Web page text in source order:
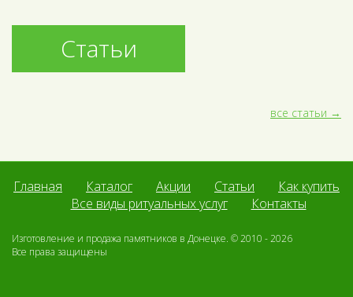
Статьи
все статьи
Главная Каталог Акции Статьи
Как купить
Все виды ритуальных услуг
Контакты
Изготовление и продажа памятников в Донецке. © 2010 - 2026
Все права защищены